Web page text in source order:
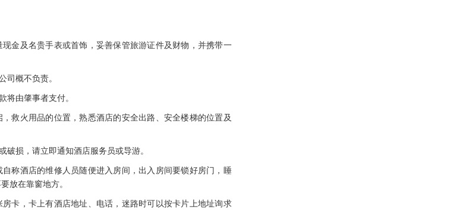
金及名贵手表或首饰，妥善保管旅游证件及财物，并携带一
概不负责。
由肇事者支付。
救火用品的位置，熟悉酒店的安全出路、安全楼梯的位置及
损，请立即通知酒店服务员或导游。
称酒店的维修人员随便进入房间，出入房间要锁好房门，睡
放在靠窗地方。
卡，卡上有酒店地址、电话，迷路时可以按卡片上地址询求